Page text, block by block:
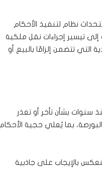
نظام لتنفيذ الأحكام
تيسير إجراءات نقل ملكية
التي تتضمن إلزامًا بالبيع أو
سنوات بشأن تأخر أو تعذر
بما يُعلي حجية الأحكام
بالإيجاب على جاذبية